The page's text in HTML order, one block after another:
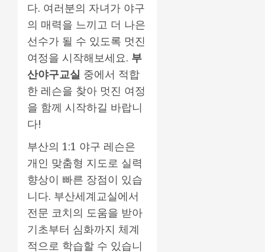
다. 여러분의 자녀가 야구
의 매력을 느끼고 더 나은
선수가 될 수 있도록 멋진
여정을 시작해보세요. 부
산야구교실 중에서 적합
한 레슨을 찾아 멋진 여정
을 함께 시작하길 바랍니
다!
부산의 1:1 야구 레슨은
개인 맞춤형 지도로 실력
향상이 빠른 장점이 있습
니다. 부산세계교실에서
전문 코치의 도움을 받아
기초부터 심화까지 체계
적으로 학습할 수 있습니